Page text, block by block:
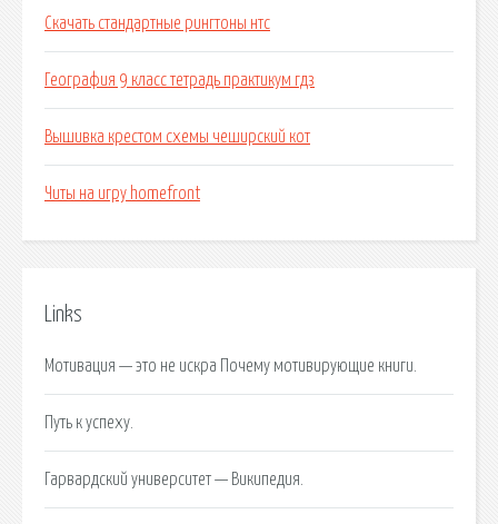
Скачать стандартные рингтоны нтс
География 9 класс тетрадь практикум гдз
Вышивка крестом схемы чеширский кот
Читы на игру homefront
Links
Мотивация — это не искра Почему мотивирующие книги.
Путь к успеху.
Гарвардский университет — Википедия.